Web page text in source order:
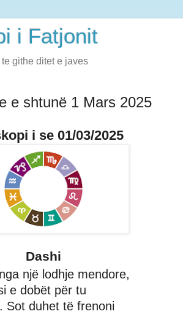
i Fatjonit
githe ditet e javes
e shtunë 1 Mars 2025
i se 01/03/2025
Dashi
një lodhje mendore,
e dobët për tu
Sot duhet të frenoni